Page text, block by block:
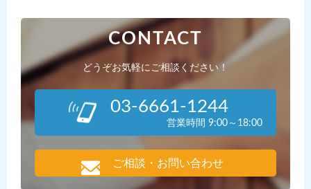
CONTACT
どうぞお気軽にご相談ください！
03-6661-1244
営業時間 9:00～18:00
ご相談・お問い合わせ